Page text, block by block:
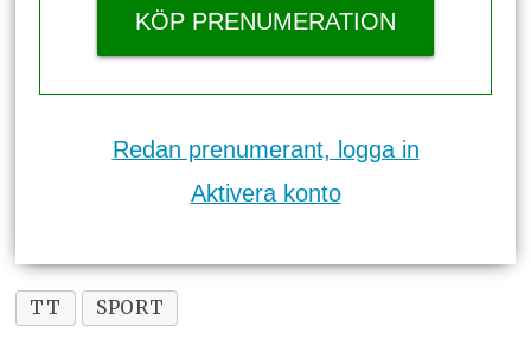
KÖP PRENUMERATION
Redan prenumerant, logga in
Aktivera konto
TT SPORT